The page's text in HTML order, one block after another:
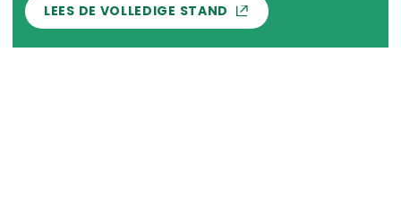
LEES DE VOLLEDIGE STAND